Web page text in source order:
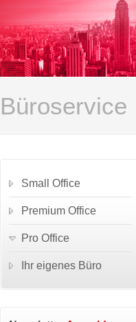
Büroservice
Small Office
Premium Office
Pro Office
Ihr eigenes Büro